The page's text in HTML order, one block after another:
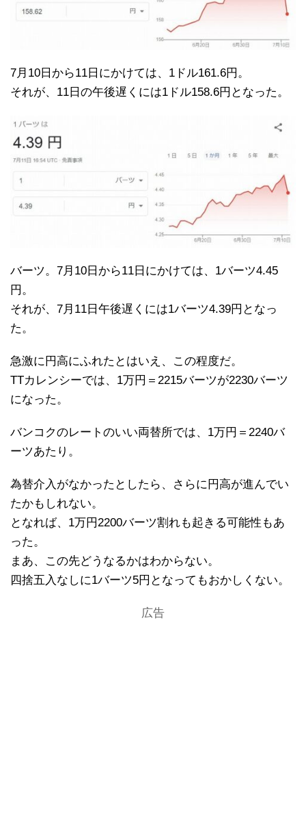
7月10日から11日にかけては、1ドル161.6円。
それが、11日の午後遅くには1ドル158.6円となった。
バーツ。7月10日から11日にかけては、1バーツ4.45
円。
それが、7月11日午後遅くには1バーツ4.39円となっ
た。
急激に円高にふれたとはいえ、この程度だ。
TTカレンシーでは、1万円＝2215バーツが2230バーツ
になった。
バンコクのレートのいい両替所では、1万円＝2240バ
ーツあたり。
為替介入がなかったとしたら、さらに円高が進んでい
たかもしれない。
となれば、1万円2200バーツ割れも起きる可能性もあ
った。
まあ、この先どうなるかはわからない。
四捨五入なしに1バーツ5円となってもおかしくない。
広告